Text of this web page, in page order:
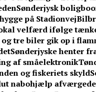
Sønderjysk
på Stadionvej
velfærd ifølge
tre biler gik op i
Sønderjyske henter
af småelektronik
og fiskeriets skyld
nabohjælp